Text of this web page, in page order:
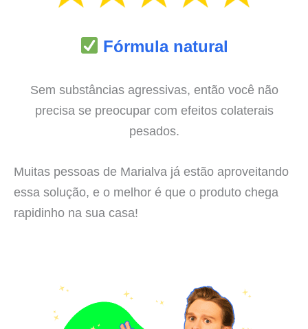
Fórmula natural
Sem substâncias agressivas, então você não
precisa se preocupar com efeitos colaterais
pesados.
Muitas pessoas de Marialva já estão aproveitando
essa solução, e o melhor é que o produto chega
rapidinho na sua casa!